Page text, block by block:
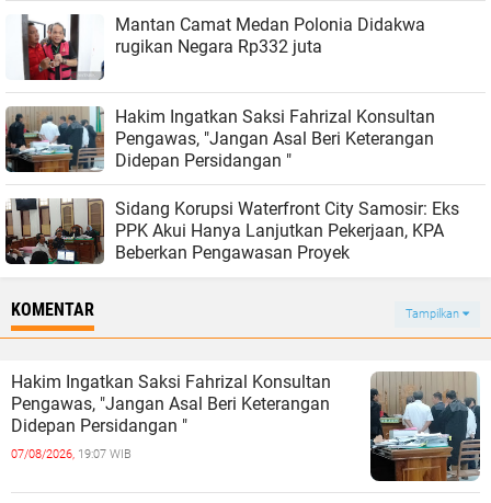
Mantan Camat Medan Polonia Didakwa
rugikan Negara Rp332 juta
Hakim Ingatkan Saksi Fahrizal Konsultan
Pengawas, "Jangan Asal Beri Keterangan
Didepan Persidangan "
Sidang Korupsi Waterfront City Samosir: Eks
PPK Akui Hanya Lanjutkan Pekerjaan, KPA
Beberkan Pengawasan Proyek
KOMENTAR Tampilkan
Hakim Ingatkan Saksi Fahrizal Konsultan
Pengawas, "Jangan Asal Beri Keterangan
Didepan Persidangan "
07/08/2026, 19:07 WIB